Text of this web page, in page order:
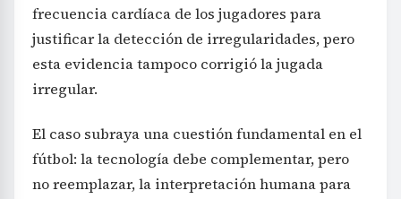
frecuencia cardíaca de los jugadores para
justificar la detección de irregularidades, pero
esta evidencia tampoco corrigió la jugada
irregular.
El caso subraya una cuestión fundamental en el
fútbol: la tecnología debe complementar, pero
no reemplazar, la interpretación humana para